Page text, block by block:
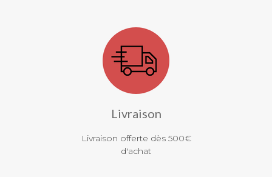
Livraison
Livraison offerte dès 500€
d'achat